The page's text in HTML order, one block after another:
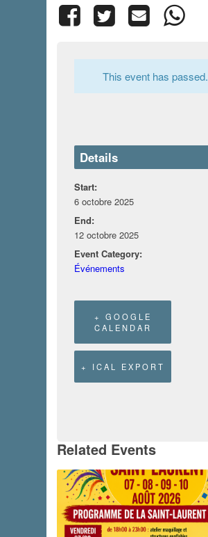
This event has passed.
Details
Start:
6 octobre 2025
End:
12 octobre 2025
Event Category:
Événements
+ GOOGLE
CALENDAR
+ ICAL EXPORT
Related Events